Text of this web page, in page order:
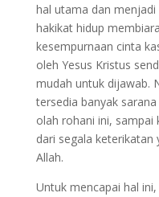
hal utama dan menjadi
hakikat hidup
kesempurnaan cinta
oleh Yesus Kristus
mudah untuk dijawab.
tersedia banyak
olah rohani ini, sampai
dari segala keterikatan
Allah.
Untuk mencapai hal